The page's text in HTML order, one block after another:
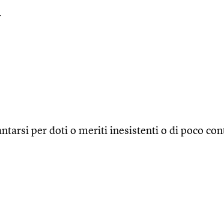
per doti o meriti inesistenti o di poco